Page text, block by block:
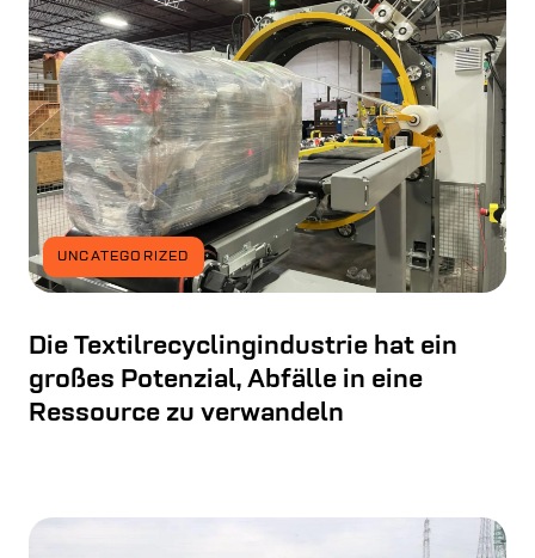
UNCATEGORIZED
Die Textilrecyclingindustrie hat ein
großes Potenzial, Abfälle in eine
Ressource zu verwandeln